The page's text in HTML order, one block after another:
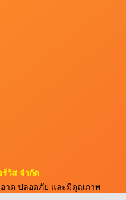
ร์วิส จำกัด
าด ปลอดภัย และมีคุณภาพ